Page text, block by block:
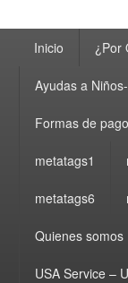
principalInicio ¿Por
Ayudas a
Formas de
metatags1
metatags6
Quienes somos
USA Service –